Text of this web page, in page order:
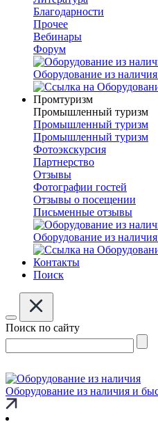
Благодарности
Прочее
Вебинары
Форум
Оборудование из
Промтуризм
Промышленный туризм
Промышленный туризм
Промышленный туризм
Фотоэкскурсия
Партнерство
Отзывы
Фотографии гостей
Отзывы о посещении
Письменные отзывы
Оборудование из
Контакты
Поиск
Поиск по сайту
Оборудование из наличия и